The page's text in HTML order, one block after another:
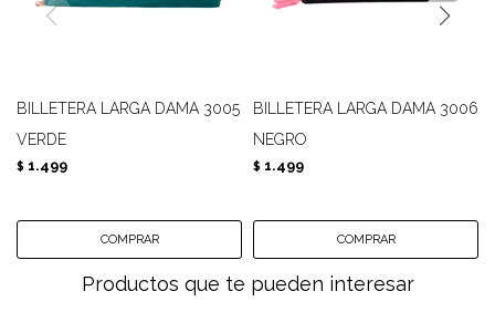
BILLETERA LARGA DAMA 3005
VERDE
$ 1.499
BILLETERA LARGA DAMA 3006
NEGRO
$ 1.499
Productos que te pueden interesar